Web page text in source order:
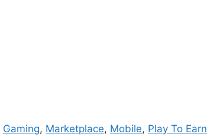
Gaming, Marketplace, Mobile, Play To Earn